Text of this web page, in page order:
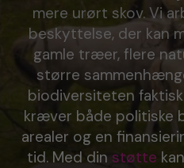
mere urørt skov. Vi
beskyttelse, der kan
gamle træer, flere
større
biodiversiteten
kræver både politiske
arealer og en
tid. Med din støtte